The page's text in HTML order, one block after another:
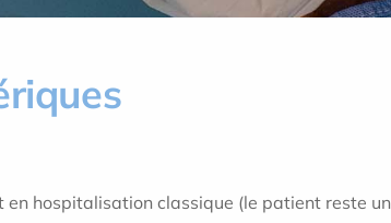
hospitalisation classique (le patient reste